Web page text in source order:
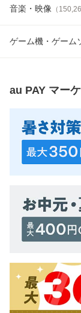
音楽・映像 （
ゲーム機・ゲーム
au PAY マー